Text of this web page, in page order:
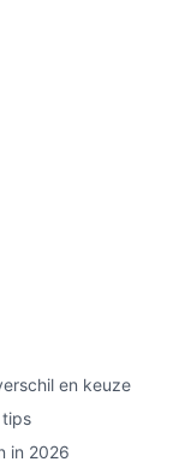
en keuze
in 2026